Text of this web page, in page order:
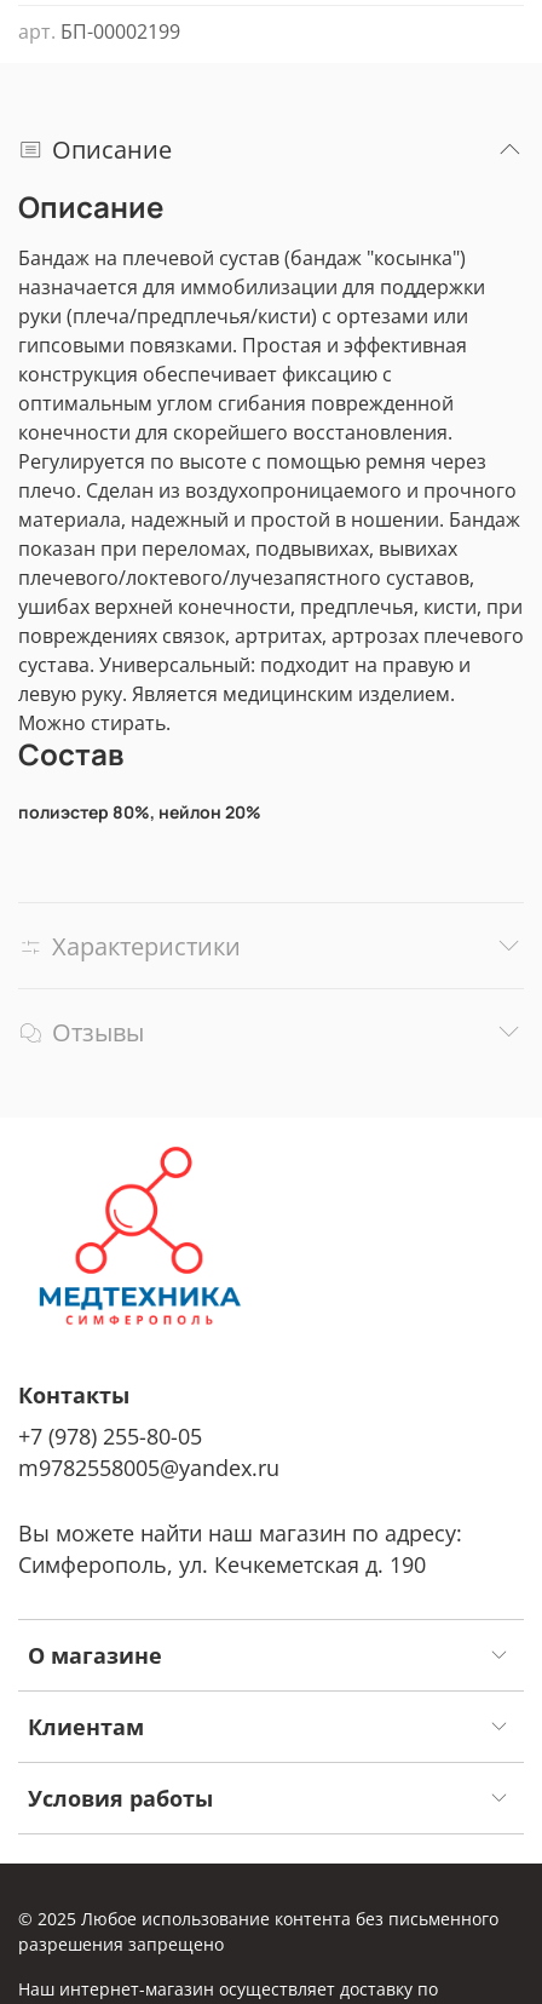
арт. БП-00002199
Описание
Описание
Бандаж на плечевой сустав (бандаж "косынка")
назначается для иммобилизации для поддержки
руки (плеча/предплечья/кисти) с ортезами или
гипсовыми повязками. Простая и эффективная
конструкция обеспечивает фиксацию с
оптимальным углом сгибания поврежденной
конечности для скорейшего восстановления.
Регулируется по высоте с помощью ремня через
плечо. Сделан из воздухопроницаемого и прочного
материала, надежный и простой в ношении. Бандаж
показан при переломах, подвывихах, вывихах
плечевого/локтевого/лучезапястного суставов,
ушибах верхней конечности, предплечья, кисти, при
повреждениях связок, артритах, артрозах плечевого
сустава. Универсальный: подходит на правую и
левую руку. Является медицинским изделием.
Можно стирать.
Состав
полиэстер 80%, нейлон 20%
Характеристики
Отзывы
О магазине
Клиентам
Условия работы
Контакты
+7 (978) 255-80-05
m9782558005@yandex.ru
Вы можете найти наш магазин по адресу:
Симферополь, ул. Кечкеметская д. 190
© 2025 Любое использование контента без письменного
разрешения запрещено
Наш интернет-магазин осуществляет доставку по